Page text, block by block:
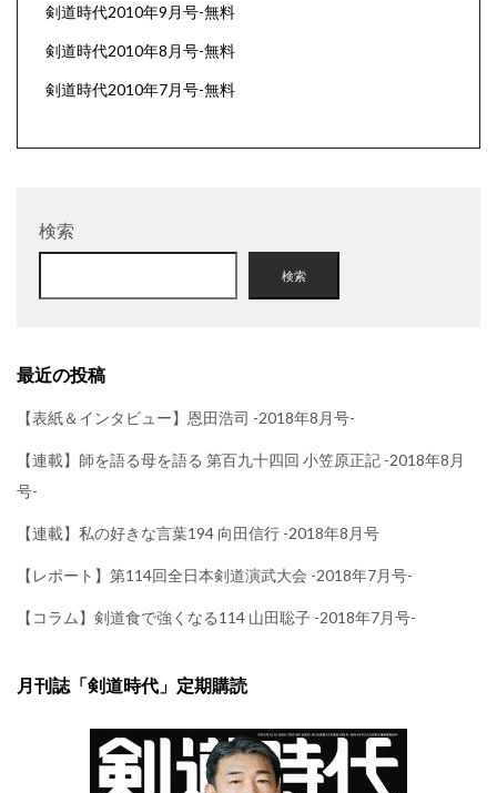
剣道時代2010年9月号-無料
剣道時代2010年8月号-無料
剣道時代2010年7月号-無料
検索
検索
最近の投稿
【表紙＆インタビュー】恩田浩司 -2018年8月号-
【連載】師を語る母を語る 第百九十四回 小笠原正記 -2018年8月
号-
【連載】私の好きな言葉194 向田信行 -2018年8月号
【レポート】第114回全日本剣道演武大会 -2018年7月号-
【コラム】剣道食で強くなる114 山田聡子 -2018年7月号-
月刊誌「剣道時代」定期購読